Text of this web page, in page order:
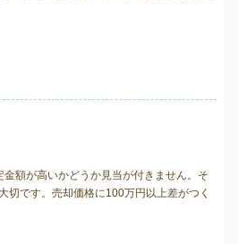
額が高いかどうか見当が付きません。そ
切です。売却価格に100万円以上差がつく